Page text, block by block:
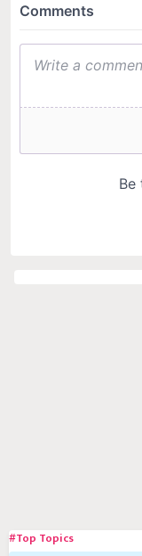
#Top Topics